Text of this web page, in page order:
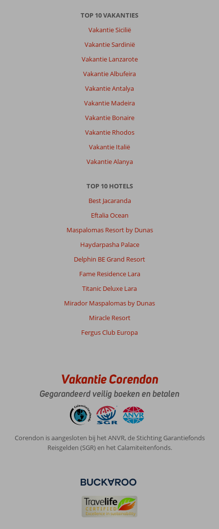
TOP 10 VAKANTIES
Vakantie Sicilië
Vakantie Sardinië
Vakantie Lanzarote
Vakantie Albufeira
Vakantie Antalya
Vakantie Madeira
Vakantie Bonaire
Vakantie Rhodos
Vakantie Italië
Vakantie Alanya
TOP 10 HOTELS
Best Jacaranda
Eftalia Ocean
Maspalomas Resort by Dunas
Haydarpasha Palace
Delphin BE Grand Resort
Fame Residence Lara
Titanic Deluxe Lara
Mirador Maspalomas by Dunas
Miracle Resort
Fergus Club Europa
Vakantie Corendon
Gegarandeerd veilig boeken en betalen
Corendon is aangesloten bij het ANVR, de Stichting Garantiefonds
Reisgelden (SGR) en het Calamiteitenfonds.